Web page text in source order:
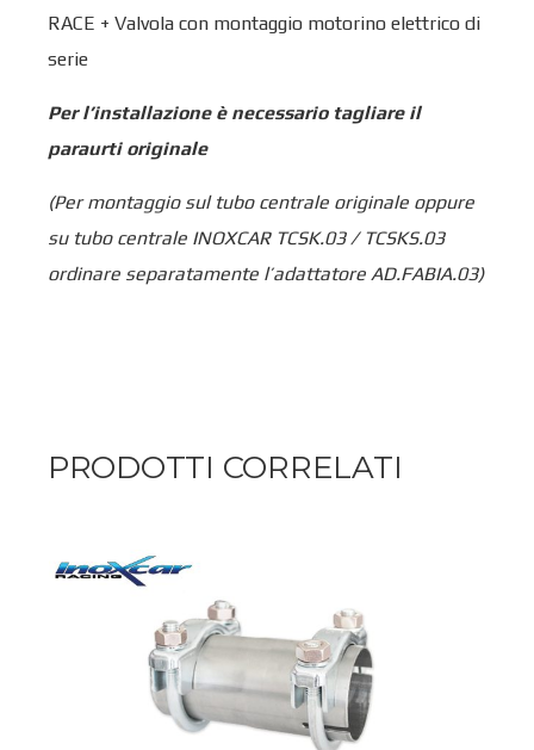
RACE + Valvola con montaggio motorino elettrico di
serie
Per l’installazione è necessario tagliare il
paraurti originale
(Per montaggio sul tubo centrale originale oppure
su tubo centrale INOXCAR TCSK.03 / TCSKS.03
ordinare separatamente l’adattatore AD.FABIA.03)
PRODOTTI CORRELATI